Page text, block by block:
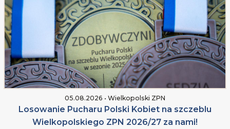
05.08.2026 • Wielkopolski ZPN
Losowanie Pucharu Polski Kobiet na szczeblu
Wielkopolskiego ZPN 2026/27 za nami!